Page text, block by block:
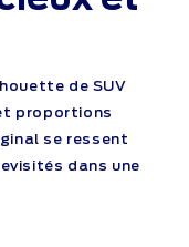
de SUV
proportions
se ressent
dans une